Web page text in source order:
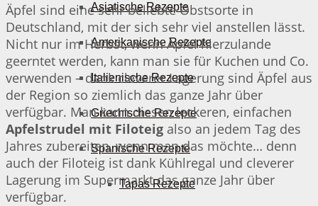
Asiatische Rezepte
Amerikanische Rezepte
Italienische Rezepte
Griechische Rezepte
Spanische Rezepte
Tapas Rezepte
Äpfel sind eine sehr beliebte Obstsorte in
Deutschland, mit der sich sehr viel anstellen lässt.
Nicht nur im Herbst, wenn Äpfel hierzulande
geerntet werden, kann man sie für Kuchen und Co.
verwenden – dank cleverer Lagerung sind Äpfel aus
der Region so ziemlich das ganze Jahr über
verfügbar. Man kann diesen leckeren, einfachen
Apfelstrudel mit Filoteig also an jedem Tag des
Jahres zubereiten, wenn man das möchte… denn
auch der Filoteig ist dank Kühlregal und cleverer
Lagerung im Supermarkt das ganze Jahr über
verfügbar.